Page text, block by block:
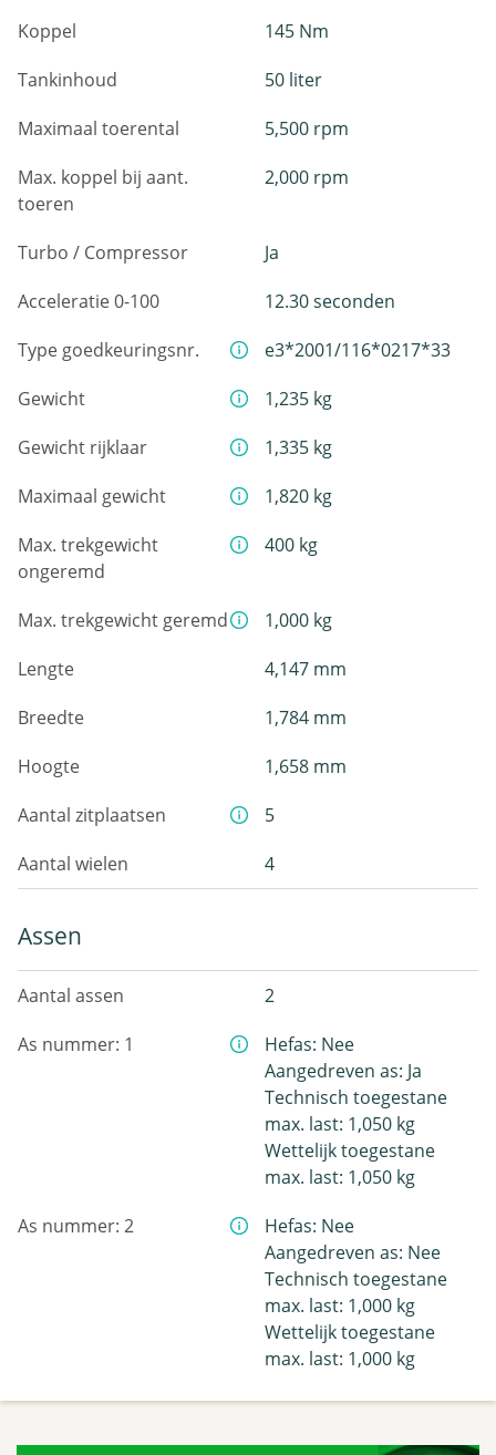
Koppel
145 Nm
Tankinhoud
50 liter
Maximaal toerental
5,500 rpm
Max. koppel bij aant.
toeren
2,000 rpm
Turbo / Compressor
Ja
Acceleratie 0-100
12.30 seconden
Type goedkeuringsnr.
e3*2001/116*0217*33
Gewicht
1,235 kg
Gewicht rijklaar
1,335 kg
Maximaal gewicht
1,820 kg
Max. trekgewicht
ongeremd
400 kg
Max. trekgewicht geremd
1,000 kg
Lengte
4,147 mm
Breedte
1,784 mm
Hoogte
1,658 mm
Aantal zitplaatsen
5
Aantal wielen
4
Assen
Aantal assen
2
As nummer: 1
Hefas: Nee
Aangedreven as: Ja
Technisch toegestane
max. last: 1,050 kg
Wettelijk toegestane
max. last: 1,050 kg
As nummer: 2
Hefas: Nee
Aangedreven as: Nee
Technisch toegestane
max. last: 1,000 kg
Wettelijk toegestane
max. last: 1,000 kg